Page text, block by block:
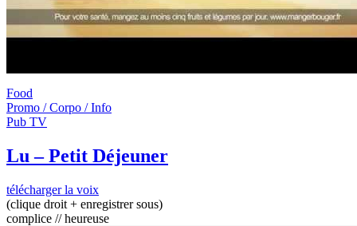
Food
Promo / Corpo / Info
Pub TV
Lu – Petit Déjeuner
télécharger la voix
(clique droit + enregistrer sous)
complice // heureuse